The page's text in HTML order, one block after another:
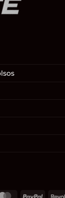
MasterCardPayPal